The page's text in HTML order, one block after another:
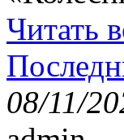
Читать
08/11/